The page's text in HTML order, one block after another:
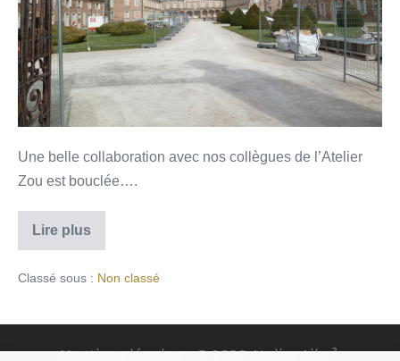
Une belle collaboration avec nos collègues de l’Atelier
Zou est bouclée….
Lire plus
Classé sous : Non classé
Mentions légales- © 2020 Atelier Aile ².